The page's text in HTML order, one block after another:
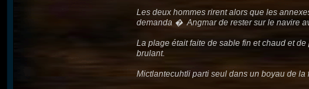
Les deux hommes rirent alors que les
demanda � Angmar de rester sur le navire
La plage était faite de sable fin et chaud et
brulant.
Mictlantecuhtli parti seul dans un boyau de